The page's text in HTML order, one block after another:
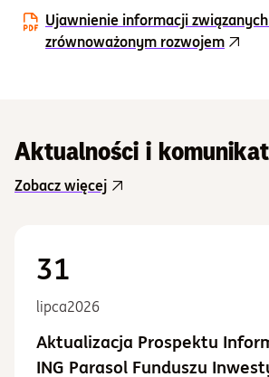
Ujawnienie informacji
zrównoważonym rozwojem
Aktualności i
Zobacz więcej
31
lipca2026
Aktualizacja Prospektu
ING Parasol Funduszu